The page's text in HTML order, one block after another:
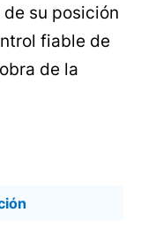
su posición
fiable de
de la